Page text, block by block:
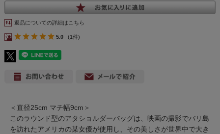
返品についての詳細はこちら
5.0 (1件)
＜直径25cm マチ幅9cm＞
このラウンド型のアタショルダーバッグは、映画の撮影でバリ島
を訪れたアメリカの某女優が使用し、その美しさが世界中で大き